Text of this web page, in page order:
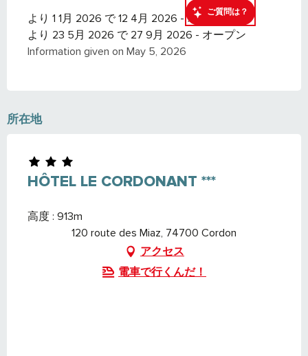
ご質問は？
より 1 1月 2026 で 12 4月 2026 - オープン
より 23 5月 2026 で 27 9月 2026 - オープン
Information given on May 5, 2026
所在地
HÔTEL LE CORDONANT ***
高度 : 913m
120 route des Miaz, 74700 Cordon
アクセス
電車で行くんだ！